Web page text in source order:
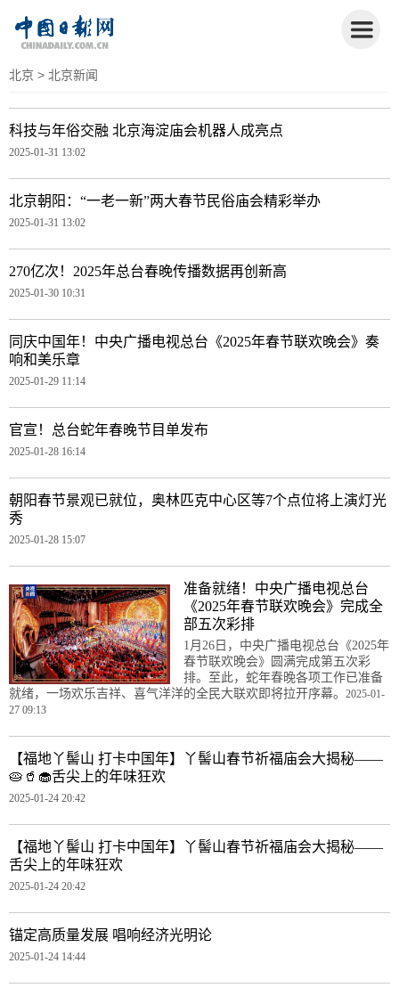
北京 > 北京新闻
科技与年俗交融 北京海淀庙会机器人成亮点
2025-01-31 13:02
北京朝阳：“一老一新”两大春节民俗庙会精彩举办
2025-01-31 13:02
270亿次！2025年总台春晚传播数据再创新高
2025-01-30 10:31
同庆中国年！中央广播电视总台《2025年春节联欢晚会》奏
响和美乐章
2025-01-29 11:14
官宣！总台蛇年春晚节目单发布
2025-01-28 16:14
朝阳春节景观已就位，奥林匹克中心区等7个点位将上演灯光
秀
2025-01-28 15:07
准备就绪！中央广播电视总台
《2025年春节联欢晚会》完成全
部五次彩排
1月26日，中央广播电视总台《2025年
春节联欢晚会》圆满完成第五次彩
排。至此，蛇年春晚各项工作已准备
就绪，一场欢乐吉祥、喜气洋洋的全民大联欢即将拉开序幕。 2025-01-
27 09:13
【福地丫髻山 打卡中国年】丫髻山春节祈福庙会大揭秘——
🥧🥤🧁舌尖上的年味狂欢
2025-01-24 20:42
【福地丫髻山 打卡中国年】丫髻山春节祈福庙会大揭秘——
舌尖上的年味狂欢
2025-01-24 20:42
锚定高质量发展 唱响经济光明论
2025-01-24 14:44